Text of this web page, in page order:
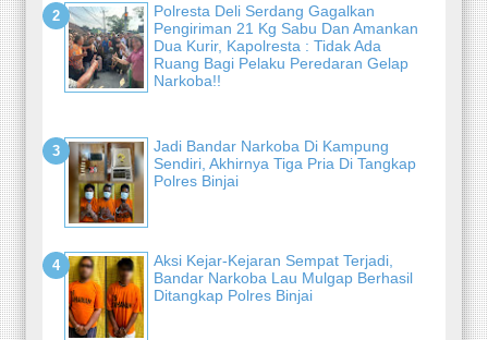
Polresta Deli Serdang Gagalkan
Pengiriman 21 Kg Sabu Dan Amankan
Dua Kurir, Kapolresta : Tidak Ada
Ruang Bagi Pelaku Peredaran Gelap
Narkoba!!
Jadi Bandar Narkoba Di Kampung
Sendiri, Akhirnya Tiga Pria Di Tangkap
Polres Binjai
Aksi Kejar-Kejaran Sempat Terjadi,
Bandar Narkoba Lau Mulgap Berhasil
Ditangkap Polres Binjai